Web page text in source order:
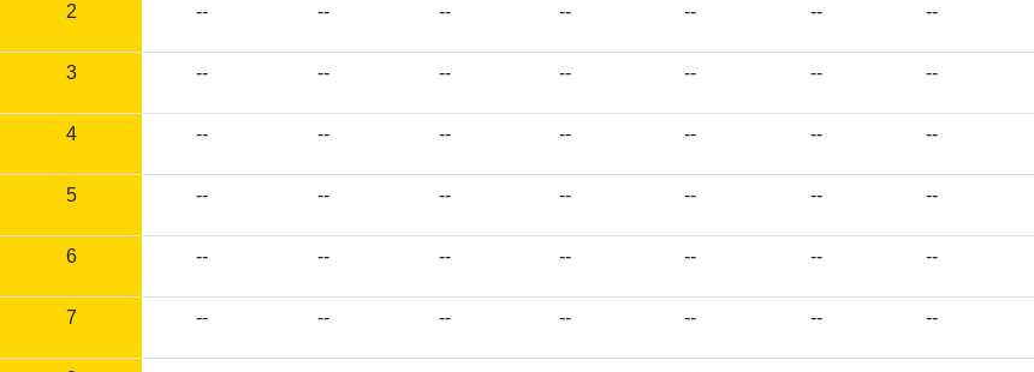
2 -- -- -- -- -- -- --
3 -- -- -- -- -- -- --
4 -- -- -- -- -- -- --
5 -- -- -- -- -- -- --
6 -- -- -- -- -- -- --
7 -- -- -- -- -- -- --